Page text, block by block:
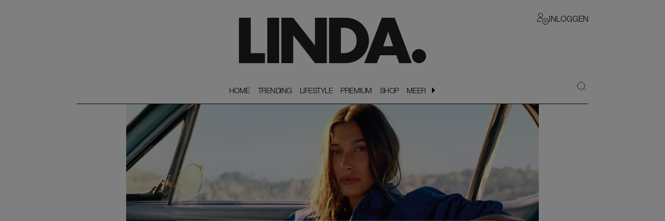
INLOGGEN
HOME
HOME TRENDING
TRENDING LIFESTYLE
LIFESTYLE PREMIUM
PREMIUM SHOP
SHOP MEER
MEER